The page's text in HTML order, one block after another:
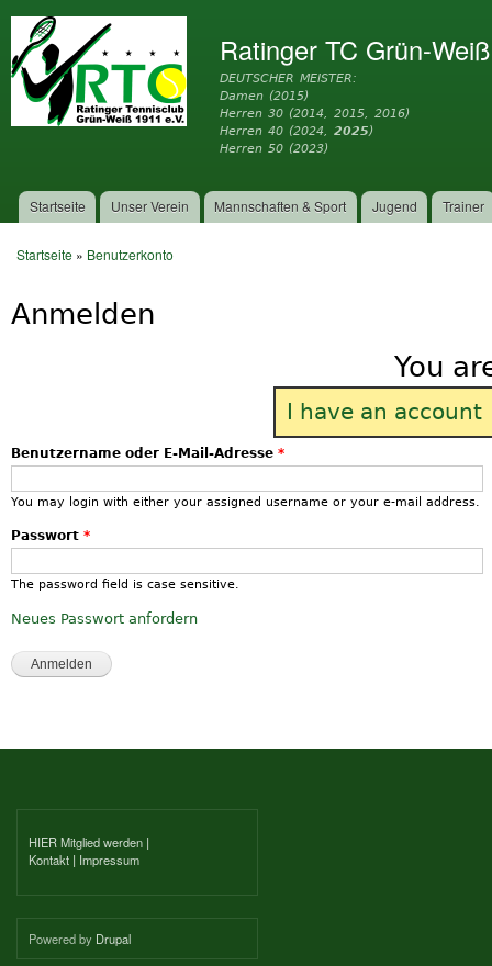
Ratinger TC Grün-
DEUTSCHER MEISTER:
Damen (2015)
Herren 30 (2014, 2015, 2016)
Herren 40 (2024,2025)
Herren 50 (2023)
Hauptmenü
Startseite Unser Verein Mannschaften & Sport Jugend Trainer
Startseite » Benutzerkonto
Anmelden
You
I have an account
Benutzername oder E-Mail-Adresse *
You may login with either your assigned username or your e-mail address.
Passwort *
The password field is case sensitive.
Neues Passwort anfordern
HIER Mitglied werden |
Kontakt | Impressum
Powered by Drupal